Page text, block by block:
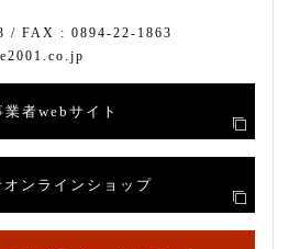
/ FAX : 0894-22-1863
業者webサイト
オンラインショップ